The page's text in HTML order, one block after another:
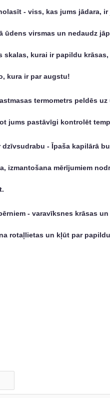
- viss, kas jums jādara,
ūdens virsmas un nedaudz
skalas, kurai ir papildu
kura ir par augstu!
termometrs peldēs
jums pastāvīgi kontrolēt
dzīvsudrabu - Īpaša kapilārā
izmantošana mērījumiem
- varavīksnes krāsas
rotaļlietas un kļūt par